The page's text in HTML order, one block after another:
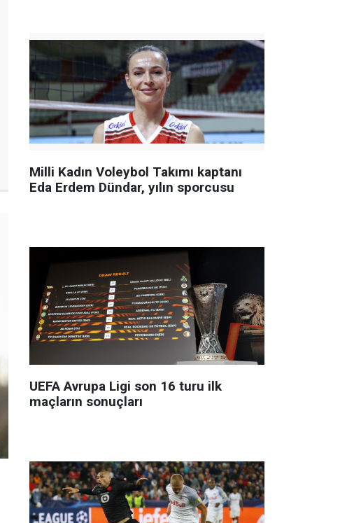
Milli Kadın Voleybol Takımı kaptanı
Eda Erdem Dündar, yılın sporcusu
UEFA Avrupa Ligi son 16 turu ilk
maçların sonuçları